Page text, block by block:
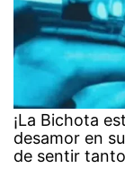
¡La Bichota
desamor en
de sentir